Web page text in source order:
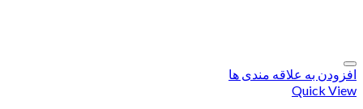
افزودن به علاقه مندی ها
Quick View